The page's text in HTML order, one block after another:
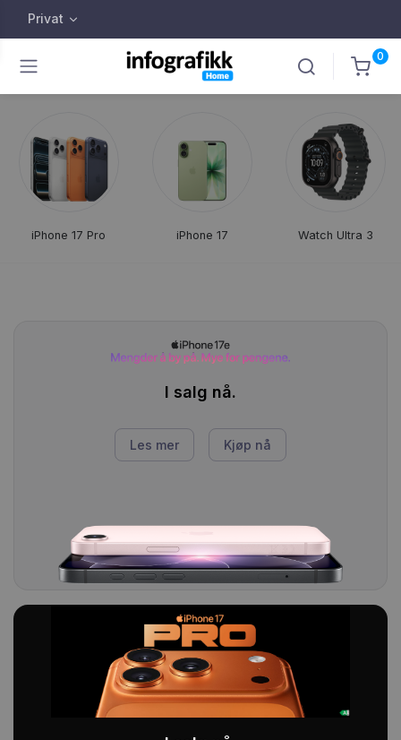
Privat
0
iPhone 17 Pro iPhone 17 Watch Ultra 3
I salg nå.
Les mer Kjøp nå